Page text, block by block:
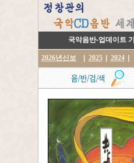
국악음반-업데이트
2026년신보 2025 2024